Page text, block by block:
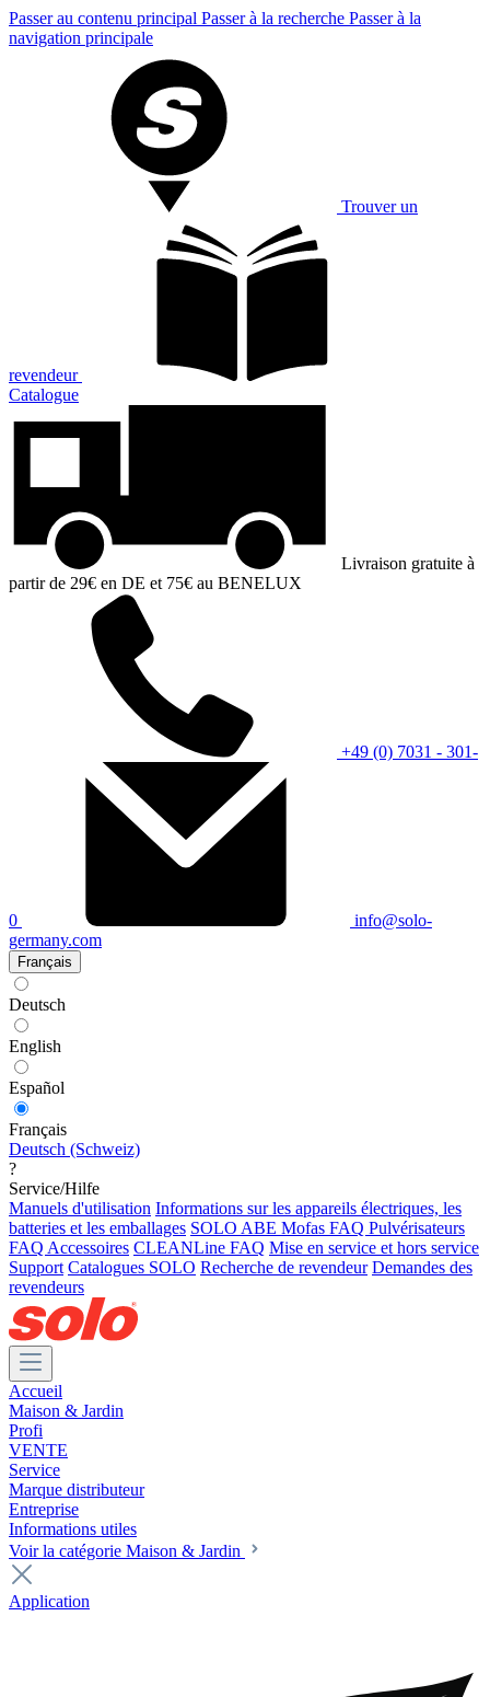
Passer au contenu principal Passer à la recherche Passer à la
navigation principale
Trouver un
revendeur
Catalogue
Livraison gratuite à
partir de 29€ en DE et 75€ au BENELUX
+49 (0) 7031 - 301-
0
info@solo-
germany.com
Français
Deutsch
English
Español
Français
Deutsch (Schweiz)
?
Service/Hilfe
Manuels d'utilisation Informations sur les appareils électriques, les
batteries et les emballages SOLO ABE Mofas FAQ Pulvérisateurs
FAQ Accessoires CLEANLine FAQ Mise en service et hors service
Support Catalogues SOLO Recherche de revendeur Demandes des
revendeurs
Accueil
Maison & Jardin
Profi
VENTE
Service
Marque distributeur
Entreprise
Informations utiles
Voir la catégorie Maison & Jardin
Application